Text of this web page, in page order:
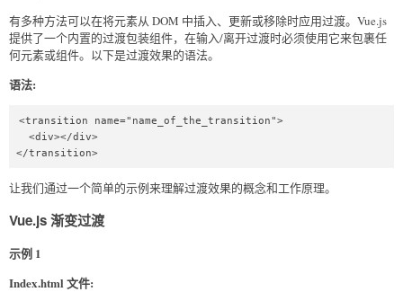
有多种方法可以在将元素从 DOM 中插入、更新或移除时应用过渡。Vue.js
提供了一个内置的过渡包装组件，在输入/离开过渡时必须使用它来包裹任
何元素或组件。以下是过渡效果的语法。
语法:
<transition name="name_of_the_transition">
</transition>
让我们通过一个简单的示例来理解过渡效果的概念和工作原理。
Vue.js 渐变过渡
示例 1
Index.html 文件: